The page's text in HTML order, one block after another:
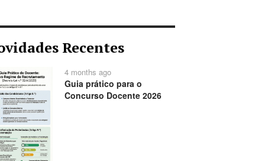
Recentes
4 months ago
Guia prático para o
Concurso Docente 2026